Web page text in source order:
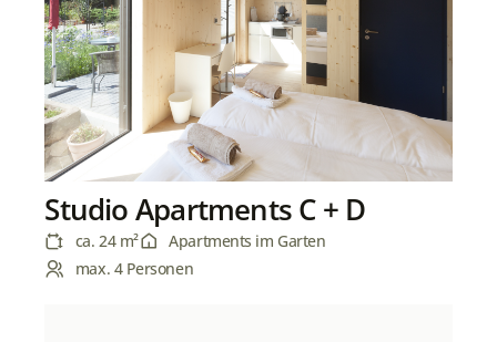
Studio Apartments C + D
ca. 24 m²
Apartments im Garten
max. 4 Personen